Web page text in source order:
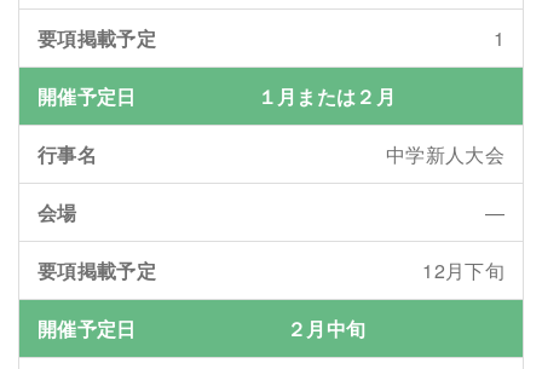
1
１月または２月
中学新人大会
—
12月下旬
２月中旬